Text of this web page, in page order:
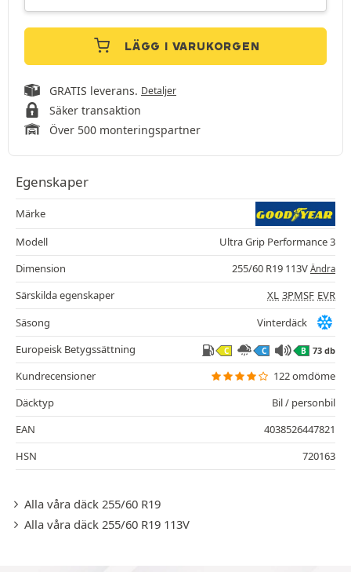
LÄGG I VARUKORGEN
GRATIS leverans. Detaljer
Säker transaktion
Över 500 monteringspartner
Egenskaper
Märke
Modell
Ultra Grip Performance 3
Dimension
255/60 R19 113V Ändra
Särskilda egenskaper XL 3PMSF EVR
Säsong
Vinterdäck
Europeisk Betygssättning
C C B 73 db
Kundrecensioner
122 omdöme
Däcktyp
Bil / personbil
EAN
4038526447821
HSN
720163
Alla våra däck 255/60 R19
Alla våra däck 255/60 R19 113V